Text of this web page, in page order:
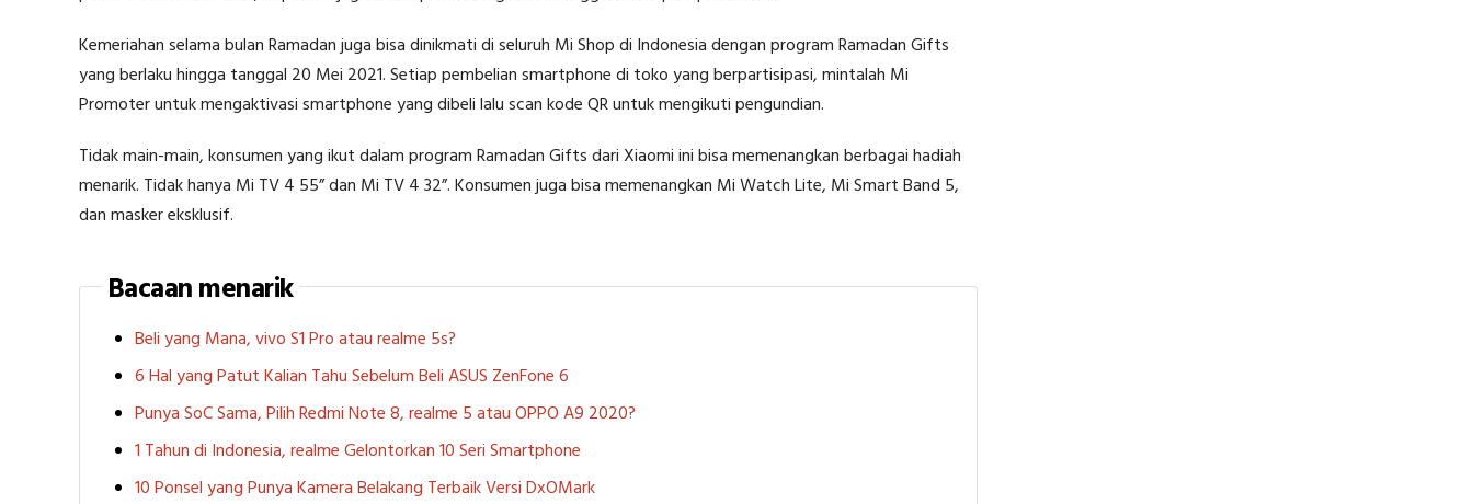
Kemeriahan selama bulan Ramadan juga bisa dinikmati di seluruh Mi Shop di Indonesia dengan program Ramadan Gifts
yang berlaku hingga tanggal 20 Mei 2021. Setiap pembelian smartphone di toko yang berpartisipasi, mintalah Mi
Promoter untuk mengaktivasi smartphone yang dibeli lalu scan kode QR untuk mengikuti pengundian.
Tidak main-main, konsumen yang ikut dalam program Ramadan Gifts dari Xiaomi ini bisa memenangkan berbagai hadiah
menarik. Tidak hanya Mi TV 4 55” dan Mi TV 4 32”. Konsumen juga bisa memenangkan Mi Watch Lite, Mi Smart Band 5,
dan masker eksklusif.
Bacaan menarik
Beli yang Mana, vivo S1 Pro atau realme 5s?
6 Hal yang Patut Kalian Tahu Sebelum Beli ASUS ZenFone 6
Punya SoC Sama, Pilih Redmi Note 8, realme 5 atau OPPO A9 2020?
1 Tahun di Indonesia, realme Gelontorkan 10 Seri Smartphone
10 Ponsel yang Punya Kamera Belakang Terbaik Versi DxOMark